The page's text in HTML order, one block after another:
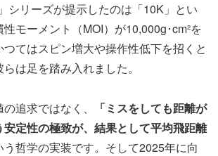
シリーズが提示したのは「10K」とい
モーメント（MOI）が10,000g･cm²を
てはスピン増大や操作性低下を招くと
は足を踏み入れました。
追求ではなく、
「ミスをしても距離が
定性の極致が、結果として平均飛距離
う哲学の実装です。そして2025年に向